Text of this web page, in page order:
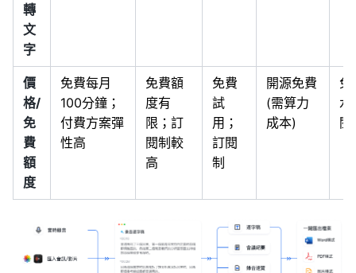
轉
文
字
價
格/
免
費
額
度
免費每月
100分鐘；
付費方案彈
性高
免費額
度有
限；訂
閱制較
高
免費
試
用；
訂閱
制
開源免費
(需算力
成本)
免
水
閱